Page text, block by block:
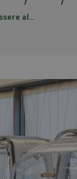
al…